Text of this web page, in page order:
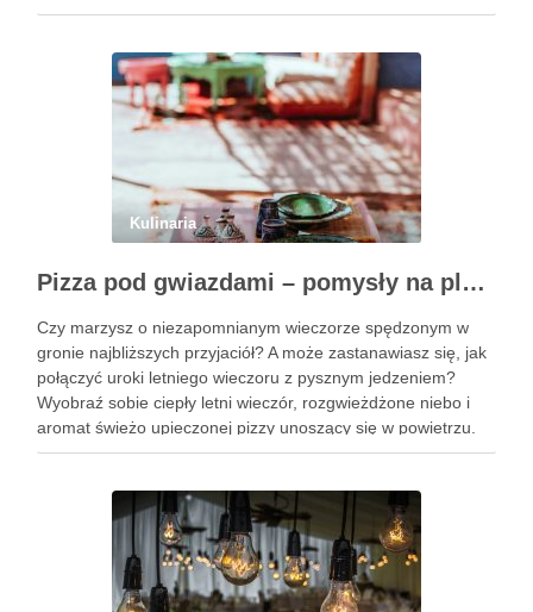
przysmakiem. Podobne wpisy Trzy pomysły na wykwintne
Kulinaria
Pizza pod gwiazdami – pomysły na plenerowy wieczór z przyjaciółmi
Czy marzysz o niezapomnianym wieczorze spędzonym w
gronie najbliższych przyjaciół? A może zastanawiasz się, jak
połączyć uroki letniego wieczoru z pysznym jedzeniem?
Wyobraź sobie ciepły letni wieczór, rozgwieżdżone niebo i
aromat świeżo upieczonej pizzy unoszący się w powietrzu.
Brzmi kusząco, prawda? W tym artykule pokażę Ci, jak